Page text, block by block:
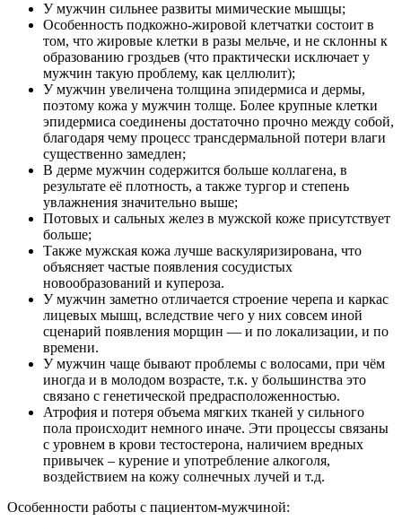
У мужчин сильнее развиты мимические мышцы;
Особенность подкожно-жировой клетчатки состоит в
том, что жировые клетки в разы мельче, и не склонны к
образованию гроздьев (что практически исключает у
мужчин такую проблему, как целлюлит);
У мужчин увеличена толщина эпидермиса и дермы,
поэтому кожа у мужчин толще. Более крупные клетки
эпидермиса соединены достаточно прочно между собой,
благодаря чему процесс трансдермальной потери влаги
существенно замедлен;
В дерме мужчин содержится больше коллагена, в
результате её плотность, а также тургор и степень
увлажнения значительно выше;
Потовых и сальных желез в мужской коже присутствует
больше;
Также мужская кожа лучше васкуляризирована, что
объясняет частые появления сосудистых
новообразований и купероза.
У мужчин заметно отличается строение черепа и каркас
лицевых мышц, вследствие чего у них совсем иной
сценарий появления морщин — и по локализации, и по
времени.
У мужчин чаще бывают проблемы с волосами, при чём
иногда и в молодом возрасте, т.к. у большинства это
связано с генетической предрасположенностью.
Атрофия и потеря объема мягких тканей у сильного
пола происходит немного иначе. Эти процессы связаны
с уровнем в крови тестостерона, наличием вредных
привычек – курение и употребление алкоголя,
воздействием на кожу солнечных лучей и т.д.
Особенности работы с пациентом-мужчиной: